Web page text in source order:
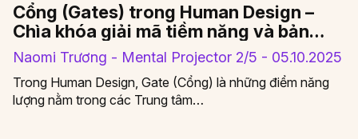
Cổng (Gates) trong Human Design –
Chìa khóa giải mã tiềm năng và bản
chất con người
Naomi Trương - Mental Projector 2/5 - 05.10.2025
Trong Human Design, Gate (Cổng) là những điểm năng
lượng nằm trong các Trung tâm